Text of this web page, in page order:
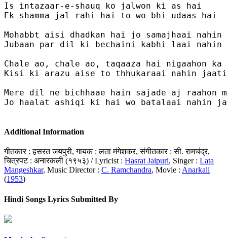
Is intazaar-e-shauq ko jalwon ki as hai
Ek shamma jal rahi hai to wo bhi udaas hai
Mohabbt aisi dhadkan hai jo samajhaai
Jubaan par dil ki bechaini kabhi laai
Chale ao, chale ao, taqaaza hai nigaahon ka
Kisi ki arazu aise to thhukaraai nahin
Mere dil ne bichhaae hain sajade aj raahon
Jo haalat ashiqi ki hai wo batalaai nahin
Additional Information
गीतकार : हसरत जयपुरी, गायक : लता मंगेशकर, संगीतकार : सी. रामचंद्र,
चित्रपट : अनारकली (१९५३) / Lyricist : Hasrat Jaipuri, Singer : Lata
Mangeshkar, Music Director : C. Ramchandra, Movie : Anarkali
(1953)
Hindi Songs Lyrics Submitted By